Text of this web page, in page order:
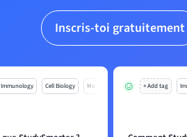
Inscris-toi gratuitement
Immunology Cell Biology Mo + Add tag